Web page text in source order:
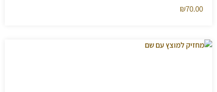
₪70.00